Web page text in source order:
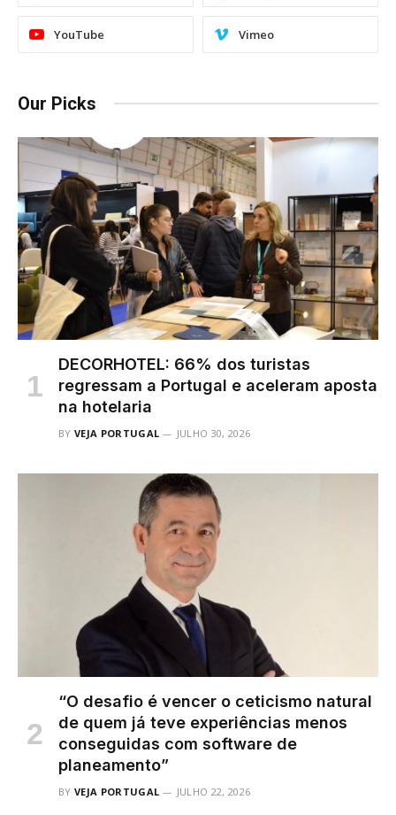
YouTube Vimeo
Our Picks
DECORHOTEL: 66% dos turistas
regressam a Portugal e aceleram aposta
na hotelaria
BY VEJA PORTUGAL JULHO 30, 2026
“O desafio é vencer o ceticismo natural
de quem já teve experiências menos
conseguidas com software de
planeamento”
BY VEJA PORTUGAL JULHO 22, 2026